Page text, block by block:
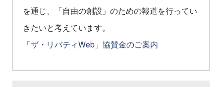
を通じ、「自由の創設」のための報道を行ってい
きたいと考えています。
「ザ・リバティWeb」協賛金のご案内